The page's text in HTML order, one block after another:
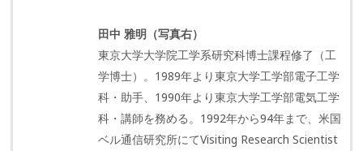
田中 雅明（写真右）
東京大学大学院工学系研究科博士課程修了（工
学博士）。1989年より東京大学工学部電子工学
科・助手、1990年より東京大学工学部電気工学
科・講師を務める。1992年から94年まで、米国
ベル通信研究所にてVisiting Research Scientist